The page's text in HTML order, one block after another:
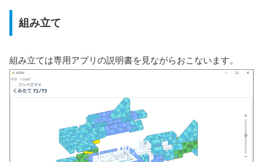
組み立て
組み立ては専用アプリの説明書を見ながらおこないます。